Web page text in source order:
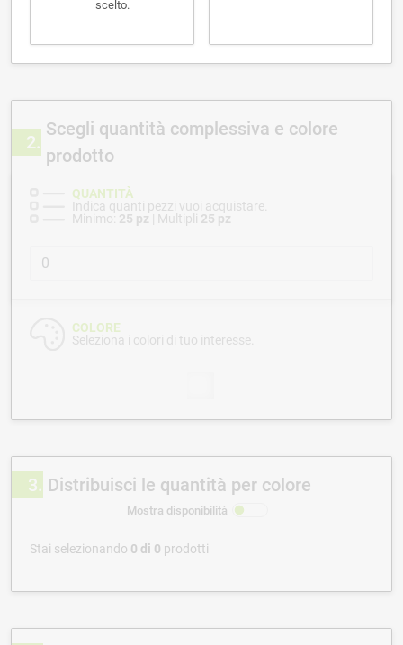
scelto.
2
Scegli quantità complessiva e colore
prodotto
QUANTITÀ
Indica quanti pezzi vuoi acquistare.
Minimo: 25 pz | Multipli 25 pz
COLORE
Seleziona i colori di tuo interesse.
3 Distribuisci le quantità per colore
Mostra disponibilità
Stai selezionando 0 di 0 prodotti